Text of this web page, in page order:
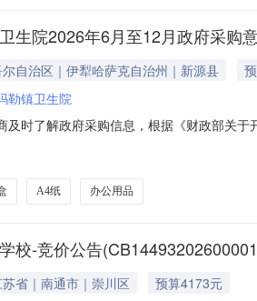
生院2026年6月至12月政府采购
自治区｜伊犁哈萨克自治州｜新源县
勒镇卫生院
及时了解政府采购信息，根据《财政部关
足的要求：用于全民体检0.5000002026年
0.
A4纸 办公用品
校-竞价公告
省｜南通市｜崇川区
预算4173元